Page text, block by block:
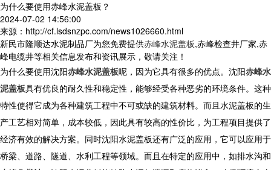
为什么要使用赤峰水泥盖板？
2024-07-02 14:56:00
来源：http://cf.lsdsnzpc.com/news1026660.html
新民市隆顺达水泥制品厂为您免费提供赤峰水泥盖板,赤峰检查井厂家,赤
峰电缆井等相关信息发布和资讯展示，敬请关注！
为什么要使用沈阳赤峰水泥盖板呢，因为它具有很多的优点。 沈阳赤峰水
泥盖板具有优良的耐久性和稳定性，能够经受各种恶劣的环境条件。这种
特性使得它成为各种建筑工程中不可或缺的建筑材料。 而且水泥盖板的生
产工艺相对简单，成本较低，因此具有较高的性价比，为工程项目提供了
经济有效的解决方案。 同时沈阳水泥盖板还有广泛的应用，它可以应用于
桥梁、道路、隧道、水利工程等领域。而且在特定的应用中，如排水沟和